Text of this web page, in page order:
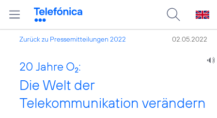
Zurück zu Pressemitteilungen 2022 02.05.2022
20 Jahre O2:
Die Welt der
Telekommunikation verändern